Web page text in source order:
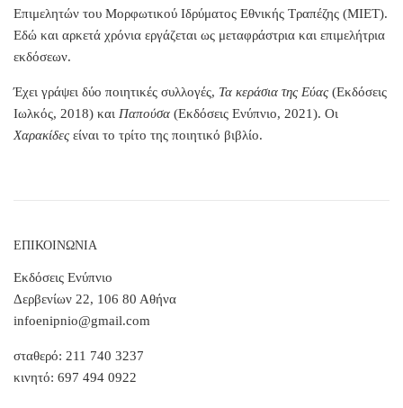
Επιμελητών του Μορφωτικού Ιδρύματος Εθνικής Τραπέζης (ΜΙΕΤ).
Εδώ και αρκετά χρόνια εργάζεται ως μεταφράστρια και επιμελήτρια
εκδόσεων.
Έχει γράψει δύο ποιητικές συλλογές, Τα κεράσια της Εύας (Εκδόσεις
Ιωλκός, 2018) και Παπούσα (Εκδόσεις Ενύπνιο, 2021). Οι
Χαρακίδες είναι το τρίτο της ποιητικό βιβλίο.
ΕΠΙΚΟΙΝΩΝΙΑ
Εκδόσεις Ενύπνιο
Δερβενίων 22, 106 80 Αθήνα
infoenipnio@gmail.com
σταθερό: 211 740 3237
κινητό: 697 494 0922